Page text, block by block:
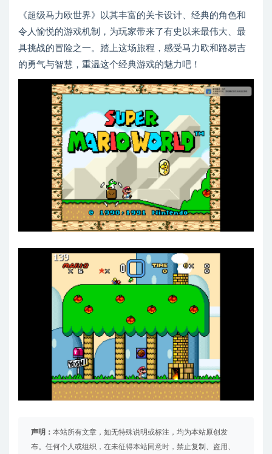
《超级马力欧世界》以其丰富的关卡设计、经典的角色和
令人愉悦的游戏机制，为玩家带来了有史以来最伟大、最
具挑战的冒险之一。踏上这场旅程，感受马力欧和路易吉
的勇气与智慧，重温这个经典游戏的魅力吧！
声明： 本站所有文章，如无特殊说明或标注，均为本站原创发
布。任何个人或组织，在未征得本站同意时，禁止复制、盗用、